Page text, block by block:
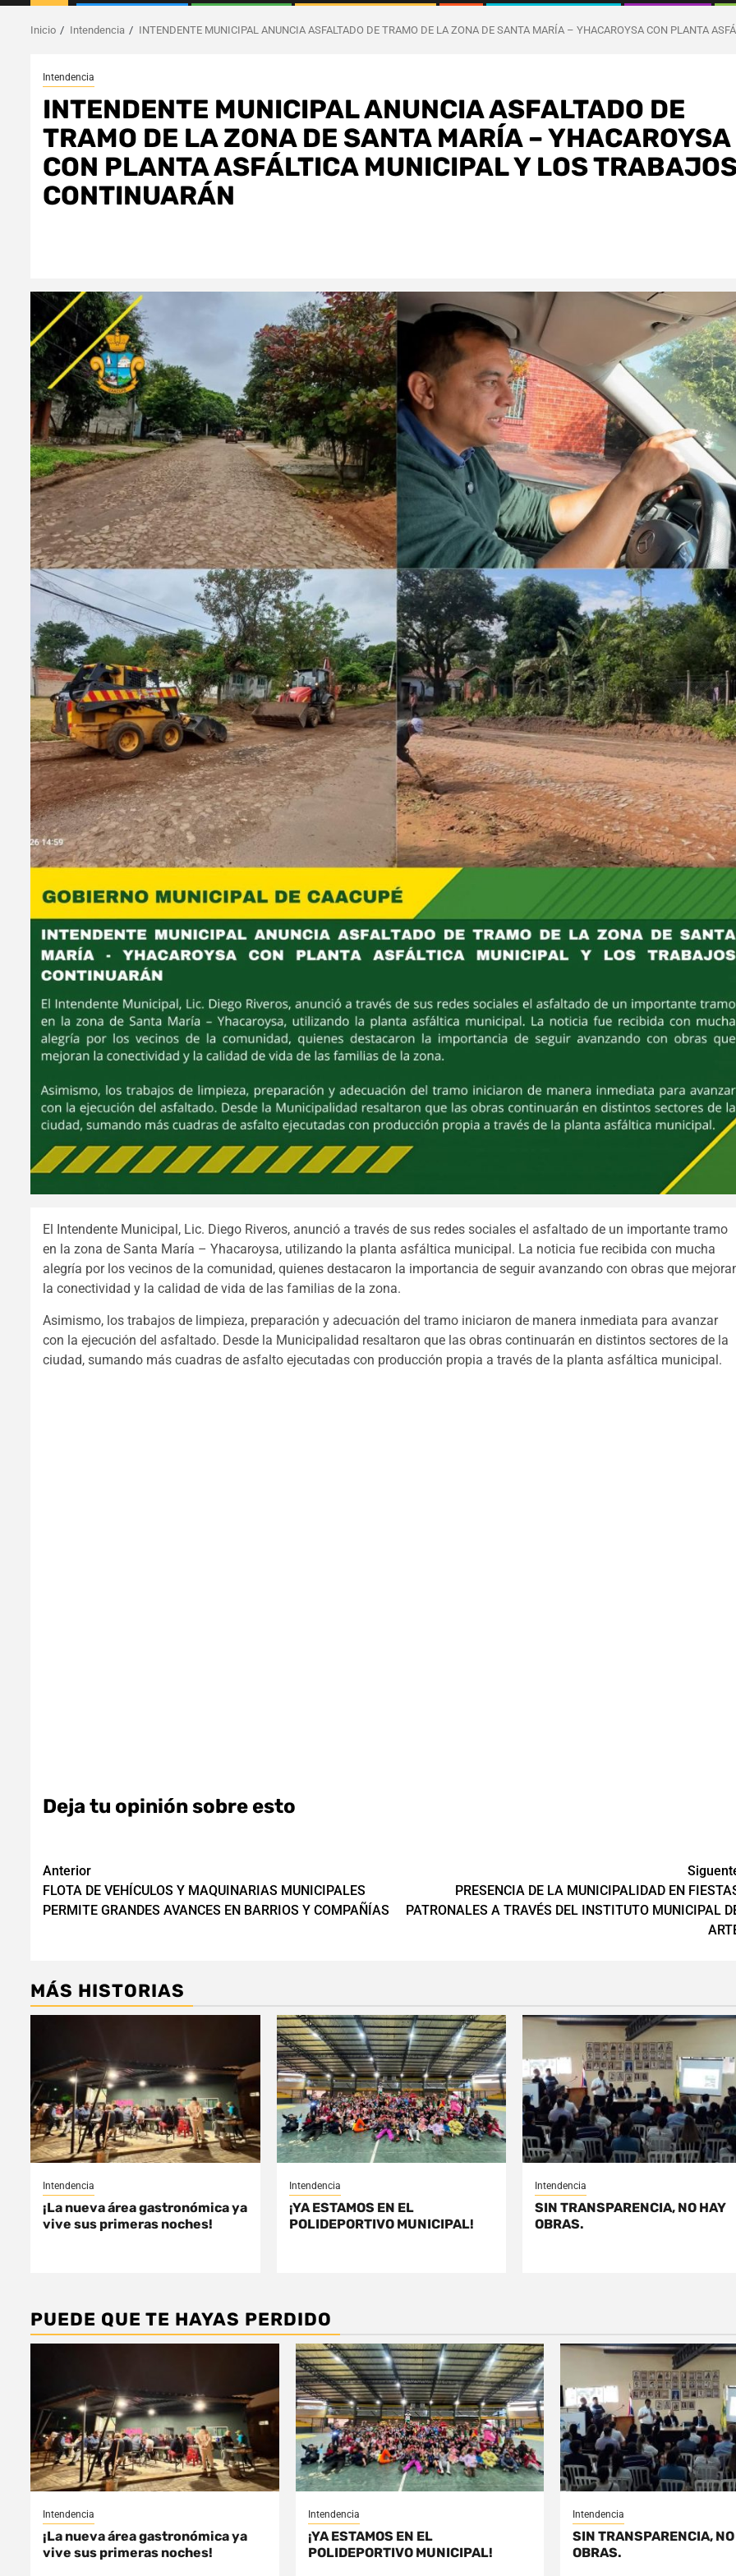
Inicio Intendencia INTENDENTE MUNICIPAL ANUNCIA ASFALTADO DE TRAMO DE LA ZONA DE SANTA MARÍA – YHACAROYSA CON PLANTA
Intendencia
INTENDENTE MUNICIPAL ANUNCIA ASFALTADO DE
TRAMO DE LA ZONA DE SANTA MARÍA – YHACAROYSA
CON PLANTA ASFÁLTICA MUNICIPAL Y LOS
CONTINUARÁN
El Intendente Municipal, Lic. Diego Riveros, anunció a través de sus redes sociales el asfaltado de un importante tramo
en la zona de Santa María – Yhacaroysa, utilizando la planta asfáltica municipal. La noticia fue recibida con mucha
alegría por los vecinos de la comunidad, quienes destacaron la importancia de seguir avanzando con obras que
la conectividad y la calidad de vida de las familias de la zona.
Asimismo, los trabajos de limpieza, preparación y adecuación del tramo iniciaron de manera inmediata para avanzar
con la ejecución del asfaltado. Desde la Municipalidad resaltaron que las obras continuarán en distintos sectores de la
ciudad, sumando más cuadras de asfalto ejecutadas con producción propia a través de la planta asfáltica municipal.
Deja tu opinión sobre esto
Navegación
de
Anterior
FLOTA DE VEHÍCULOS Y MAQUINARIAS MUNICIPALES
PERMITE GRANDES AVANCES EN BARRIOS Y COMPAÑÍAS
PRESENCIA DE LA MUNICIPALIDAD EN
PATRONALES A TRAVÉS DEL INSTITUTO MUNICIPAL
MÁS HISTORIAS
Intendencia
¡La nueva área gastronómica ya
vive sus primeras noches!
Intendencia
¡YA ESTAMOS EN EL
POLIDEPORTIVO MUNICIPAL!
Intendencia
SIN TRANSPARENCIA, NO HAY
OBRAS.
PUEDE QUE TE HAYAS PERDIDO
Intendencia
¡La nueva área gastronómica ya
vive sus primeras noches!
Intendencia
¡YA ESTAMOS EN EL
POLIDEPORTIVO MUNICIPAL!
Intendencia
SIN TRANSPARENCIA,
OBRAS.